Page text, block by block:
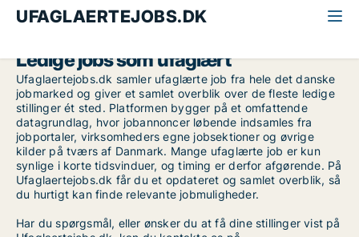
UFAGLAERTEJOBS.DK
Ledige jobs som ufaglært
Ufaglaertejobs.dk samler ufaglærte job fra hele det danske
jobmarked og giver et samlet overblik over de fleste ledige
stillinger ét sted. Platformen bygger på et omfattende
datagrundlag, hvor jobannoncer løbende indsamles fra
jobportaler, virksomheders egne jobsektioner og øvrige
kilder på tværs af Danmark. Mange ufaglærte job er kun
synlige i korte tidsvinduer, og timing er derfor afgørende. På
Ufaglaertejobs.dk får du et opdateret og samlet overblik, så
du hurtigt kan finde relevante jobmuligheder.
Har du spørgsmål, eller ønsker du at få dine stillinger vist på